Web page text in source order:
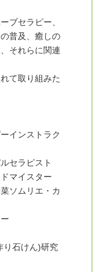
ブセラピー、
普及、癒しの
それらに関連
て取り組みた
インストラク
セラピスト
マイスター
ソムリエ・カ
り石けん)研究